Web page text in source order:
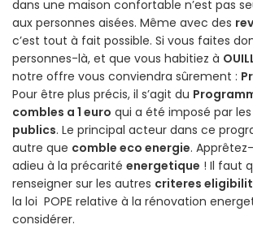
dans une maison confortable n’est pas
aux personnes aisées. Même avec des
c’est tout à fait possible. Si vous faites
personnes-là, et que vous habitiez à
notre offre vous conviendra sûrement :
Pour être plus précis, il s’agit du
combles a 1 euro qui a été imposé par les
publics. Le principal acteur dans ce
autre que comble eco energie.
adieu à la précarité energetique ! Il faut
renseigner sur les autres criteres
la loi POPE relative à la rénovation
considérer.